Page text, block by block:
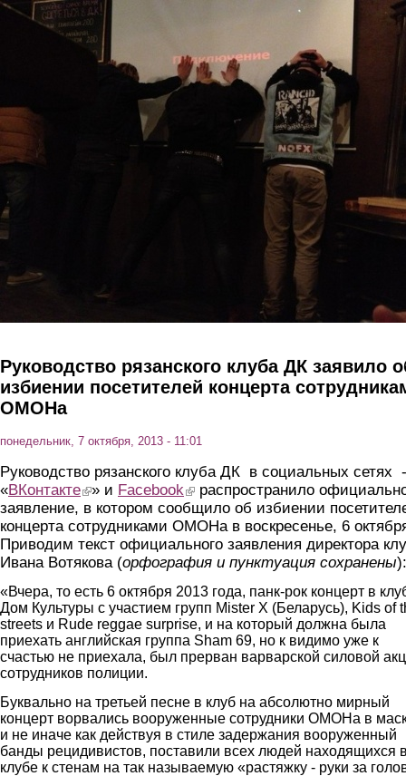
Перейти к основному содержанию
Руководство рязанского клуба ДК заявило
избиении посетителей концерта
ОМОНа
понедельник, 7 октября, 2013 - 11:01
Руководство рязанского клуба ДК в социальных сетях -
«ВКонтакте(link is external)
» и Facebook(link is external)
распространило
заявление, в котором сообщило об избиении
концерта сотрудниками ОМОНа в воскресенье, 6
Приводим текст официального заявления директора
Ивана Вотякова (орфография и пунктуация сохранены):
«Вчера, то есть 6 октября 2013 года, панк-рок концерт в
Дом Культуры с участием групп Mister X (Беларусь), Kids of
streets и Rude reggae surprise, и на который должна была
приехать английская группа Sham 69, но к видимо уже к
счастью не приехала, был прерван варварской силовой
сотрудников полиции.
Буквально на третьей песне в клуб на абсолютно мирный
концерт ворвались вооруженные сотрудники ОМОНа в
и не иначе как действуя в стиле задержания вооруженный
банды рецидивистов, поставили всех людей находящихся
клубе к стенам на так называемую «растяжку - руки за